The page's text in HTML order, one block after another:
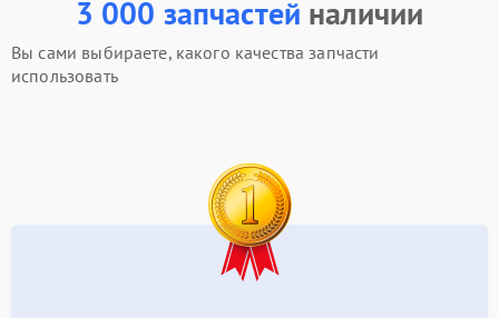
3 000 запчастей наличии
Вы сами выбираете, какого качества запчасти
использовать